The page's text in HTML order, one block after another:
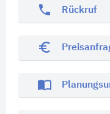
phone Rückruf
euro_symbol
import_contacts